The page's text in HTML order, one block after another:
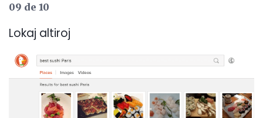
09 de 10
Lokaj altiroj